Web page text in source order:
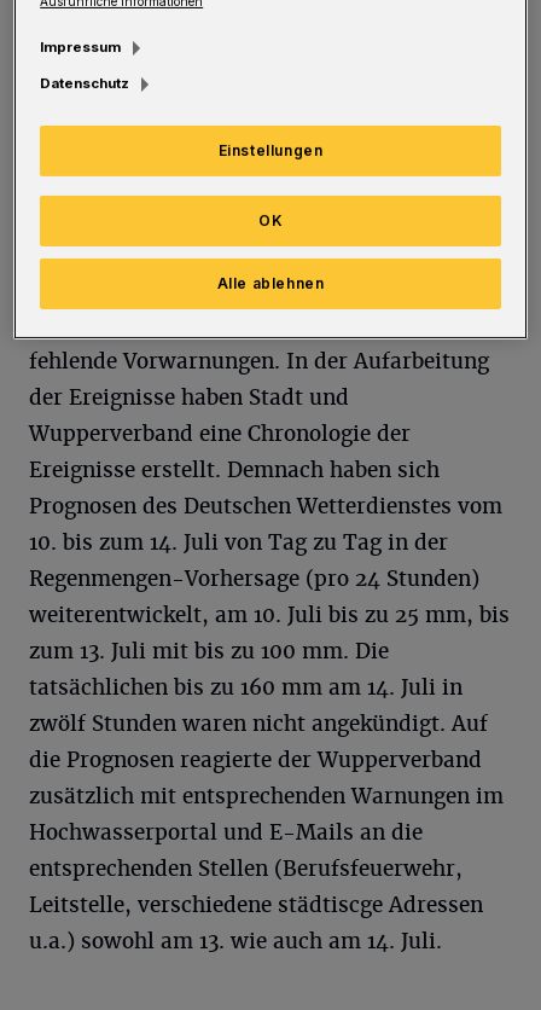
Oberbürgermeister Uwe Schneidewind und
Krisenstabsleiter Johannes Slawig hatten
darauf eine gründliche Aufarbeitung aller
Unterstützung bei den laufenden Arbeiten
Dienstag, 20. Juli, vor. Sie zeigt
Verbesserungsnotwendigkeiten auf.
fehlende Vorwarnungen. In der Aufarbeitung
der Ereignisse haben Stadt und
Wupperverband eine Chronologie der
Ereignisse erstellt. Demnach haben sich
Prognosen des Deutschen Wetterdienstes vom
10. bis zum 14. Juli von Tag zu Tag in der
Regenmengen-Vorhersage (pro 24 Stunden)
weiterentwickelt, am 10. Juli bis zu 25 mm, bis
zum 13. Juli mit bis zu 100 mm. Die
tatsächlichen bis zu 160 mm am 14. Juli in
zwölf Stunden waren nicht angekündigt. Auf
die Prognosen reagierte der Wupperverband
zusätzlich mit entsprechenden Warnungen im
Hochwasserportal und E-Mails an die
entsprechenden Stellen (Berufsfeuerwehr,
Leitstelle, verschiedene städtiscge Adressen
u.a.) sowohl am 13. wie auch am 14. Juli.
Impressum
Datenschutz
Einstellungen
Alle ablehnen
OK